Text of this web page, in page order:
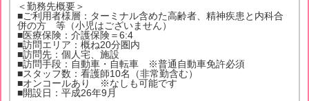
＜勤務先概要＞
■ご利用者様層：ターミナル含めた高齢者、精神疾患と内科合
併の方 等（小児はございません）
■医療保険：介護保険＝6:4
■訪問エリア：概ね20分圏内
■訪問先：個人宅、施設
■訪問手段：自動車・自転車 ※普通自動車免許必須
■スタッフ数：看護師10名（非常勤含む）
■オンコールあり ※なしも可能です
■開設日：平成26年9月